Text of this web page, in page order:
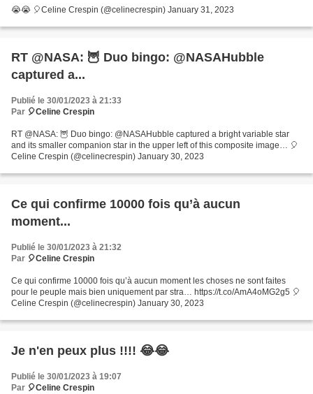
😭😭 🎈Celine Crespin (@celinecrespin) January 31, 2023
RT @NASA: 🦉 Duo bingo: @NASAHubble
captured a...
Publié le 30/01/2023 à 21:33
Par 🎈Celine Crespin
RT @NASA: 🦉 Duo bingo: @NASAHubble captured a bright variable star
and its smaller companion star in the upper left of this composite image… 🎈
Celine Crespin (@celinecrespin) January 30, 2023
Ce qui confirme 10000 fois qu’à aucun
moment...
Publié le 30/01/2023 à 21:32
Par 🎈Celine Crespin
Ce qui confirme 10000 fois qu’à aucun moment les choses ne sont faites
pour le peuple mais bien uniquement par stra… https://t.co/AmA4oMG2g5 🎈
Celine Crespin (@celinecrespin) January 30, 2023
Je n'en peux plus !!!! 😂😂
Publié le 30/01/2023 à 19:07
Par 🎈Celine Crespin